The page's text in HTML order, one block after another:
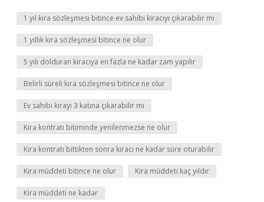
1 yıl kira sözleşmesi bitince ev sahibi kiracıyı çıkarabilir mi
1 yıllık kira sözleşmesi bitince ne olur
5 yılı dolduran kiracıya en fazla ne kadar zam yapılır
Belirli süreli kira sözleşmesi bitince ne olur
Ev sahibi kirayı 3 katına çıkarabilir mi
Kira kontratı bitiminde yenilenmezse ne olur
Kira kontratı bittikten sonra kiracı ne kadar süre oturabilir
Kira müddeti bitince ne olur Kira müddeti kaç yıldır
Kira müddeti ne kadar